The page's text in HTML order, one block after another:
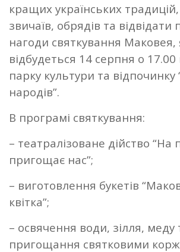
кращих українських традицій,
звичаїв, обрядів та відвідати
нагоди святкування Маковея,
відбудеться 14 серпня о 17.00
парку культури та відпочинку
народів”.
В програмі святкування:
– театралізоване дійство “На
пригощає нас”;
– виготовлення букетів
квітка”;
– освячення води, зілля, меду
пригощання святковими